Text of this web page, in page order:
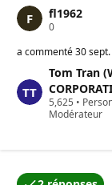
fl1962
0P
i
t
s
d
e
r
t
a
a commenté30
Tom Tran
5,625 P
o
d
•
Modérateur